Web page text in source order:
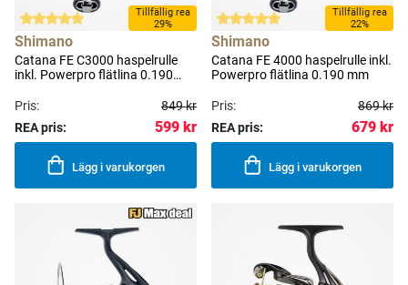
Tillfällig rea
29%
Shimano
Catana FE C3000 haspelrulle
inkl. Powerpro flätlina 0.190
Pris:
849 kr
REA pris:
599 kr
Lägg i varukorgen
Tillfällig rea
22%
Shimano
Catana FE 4000 haspelrulle inkl.
Powerpro flätlina 0.190 mm
Pris:
869 kr
REA pris:
679 kr
Lägg i varukorgen